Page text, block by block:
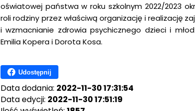
oświatowej państwa w roku szkolnym 2022/2023
roli rodziny przez właściwą organizację i realizację
i wzmacnianie zdrowia psychicznego dzieci i
Emilia Kopera i Dorota Kosa.
Udostępnij
Data dodania: 2022-11-30 17:31:54
Data edycji: 2022-11-30 17:51:19